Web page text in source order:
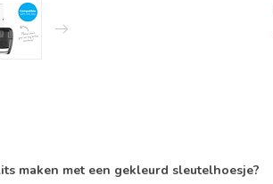
maken met een gekleurd sleutelhoesje?